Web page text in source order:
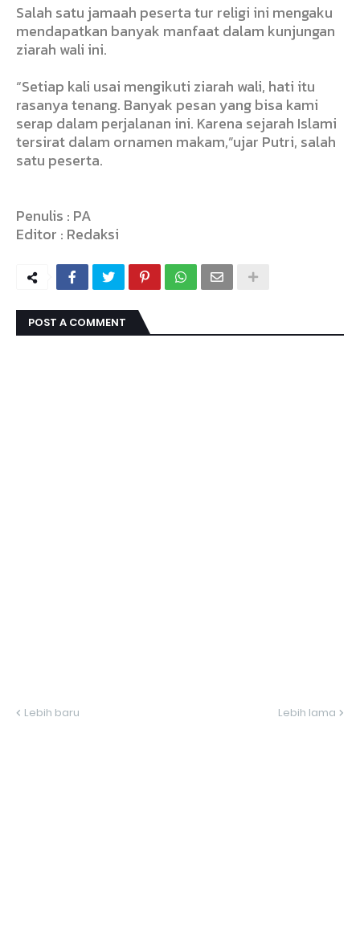
Salah satu jamaah peserta tur religi ini mengaku
mendapatkan banyak manfaat dalam kunjungan
ziarah wali ini.
“Setiap kali usai mengikuti ziarah wali, hati itu
rasanya tenang. Banyak pesan yang bisa kami
serap dalam perjalanan ini. Karena sejarah Islami
tersirat dalam ornamen makam,”ujar Putri, salah
satu peserta.
Penulis : PA
Editor : Redaksi
POST A COMMENT
Lebih baru Lebih lama